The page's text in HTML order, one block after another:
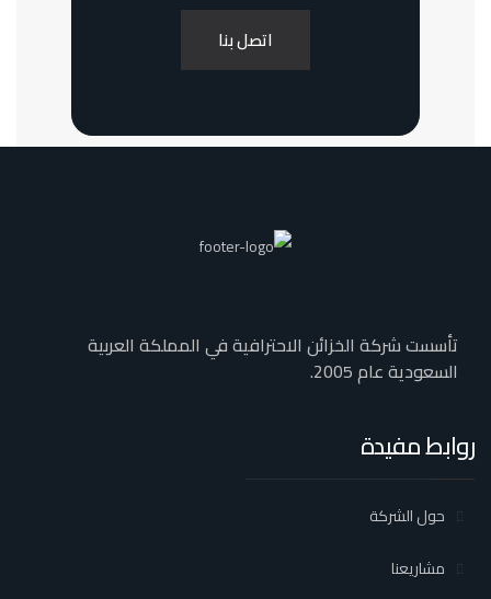
اتصل بنا
تأسست شركة الخزائن الاحترافية في المملكة العربية
السعودية عام 2005.
روابط مفيدة
حول الشركة
مشاريعنا